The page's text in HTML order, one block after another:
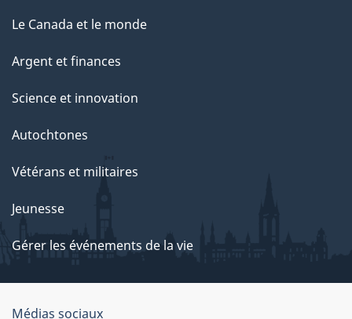
Le Canada et le monde
Argent et finances
Science et innovation
Autochtones
Vétérans et militaires
Jeunesse
Gérer les événements de la vie
Médias sociaux